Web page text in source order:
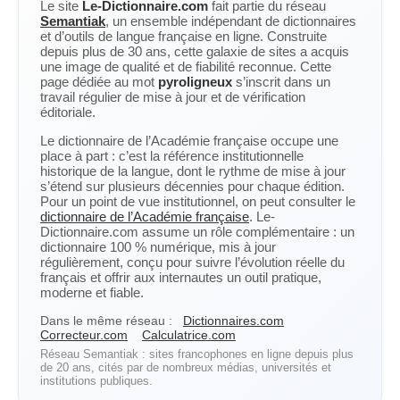
Le site Le-Dictionnaire.com fait partie du réseau
Semantiak, un ensemble indépendant de dictionnaires
et d’outils de langue française en ligne. Construite
depuis plus de 30 ans, cette galaxie de sites a acquis
une image de qualité et de fiabilité reconnue. Cette
page dédiée au mot pyroligneux s’inscrit dans un
travail régulier de mise à jour et de vérification
éditoriale.
Le dictionnaire de l’Académie française occupe une
place à part : c’est la référence institutionnelle
historique de la langue, dont le rythme de mise à jour
s’étend sur plusieurs décennies pour chaque édition.
Pour un point de vue institutionnel, on peut consulter le
dictionnaire de l’Académie française. Le-
Dictionnaire.com assume un rôle complémentaire : un
dictionnaire 100 % numérique, mis à jour
régulièrement, conçu pour suivre l’évolution réelle du
français et offrir aux internautes un outil pratique,
moderne et fiable.
Dans le même réseau :
Dictionnaires.com
Correcteur.com
Calculatrice.com
Réseau Semantiak : sites francophones en ligne depuis plus
de 20 ans, cités par de nombreux médias, universités et
institutions publiques.